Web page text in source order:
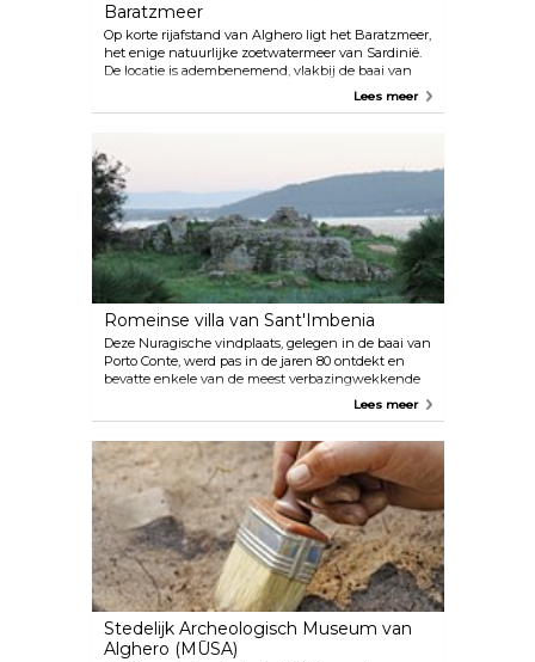
Baratzmeer
Op korte rijafstand van Alghero ligt het Baratzmeer,
het enige natuurlijke zoetwatermeer van Sardinië.
De locatie is adembenemend, vlakbij de baai van
Porto Ferro en omgeven door weelderige bossen en
Lees meer
Romeinse villa van Sant'Imbenia
Deze Nuragische vindplaats, gelegen in de baai van
Porto Conte, werd pas in de jaren 80 ontdekt en
bevatte enkele van de meest verbazingwekkende
archeologische vondsten op het eiland Sardinië,
regio en is interessant om te bezoeken.
Lees meer
Stedelijk Archeologisch Museum van
Alghero (MŪSA)